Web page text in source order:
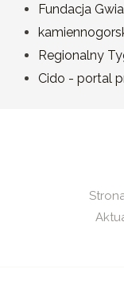
Fundacja
Regionalny
Cido - portal